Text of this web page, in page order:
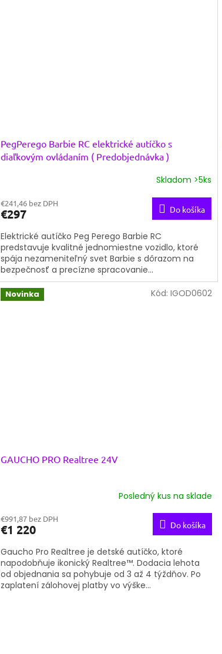
PegPerego Barbie RC elektrické autíčko s
diaľkovým ovládaním ( Predobjednávka )
Skladom >5ks
€241,46 bez DPH
€297 Do košíka
Elektrické autíčko Peg Perego Barbie RC
predstavuje kvalitné jednomiestne vozidlo, ktoré
spája nezameniteľný svet Barbie s dôrazom na
bezpečnosť a precízne spracovanie...
Novinka
GAUCHO PRO Realtree 24V
Posledný kus na sklade
€991,87 bez DPH
€1 220 Do košíka
Gaucho Pro Realtree je detské autíčko, ktoré
napodobňuje ikonický Realtree™. Dodacia lehota
od objednania sa pohybuje od 3 až 4 týždňov. Po
zaplatení zálohovej platby vo výške...
Kód: IGOD0602